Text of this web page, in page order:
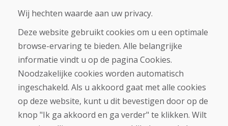
Aankoop
Eshop
Algemene voorwaarden
Vervoer
Betaling
Klacht
Retourneren en ruilen van goederen
Cookies
Wij hechten waarde aan uw privacy.
Deze website gebruikt cookies om u een optimale
browse-ervaring te bieden. Alle belangrijke
informatie vindt u op de pagina Cookies.
Noodzakelijke cookies worden automatisch
ingeschakeld. Als u akkoord gaat met alle cookies
op deze website, kunt u dit bevestigen door op de
knop "Ik ga akkoord en ga verder" te klikken. Wilt